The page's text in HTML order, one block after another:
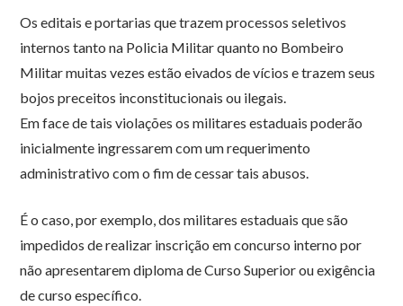
Os editais e portarias que trazem processos seletivos
internos tanto na Policia Militar quanto no Bombeiro
Militar muitas vezes estão eivados de vícios e trazem seus
bojos preceitos inconstitucionais ou ilegais.
Em face de tais violações os militares estaduais poderão
inicialmente ingressarem com um requerimento
administrativo com o fim de cessar tais abusos.
É o caso, por exemplo, dos militares estaduais que são
impedidos de realizar inscrição em concurso interno por
não apresentarem diploma de Curso Superior ou exigência
de curso específico.